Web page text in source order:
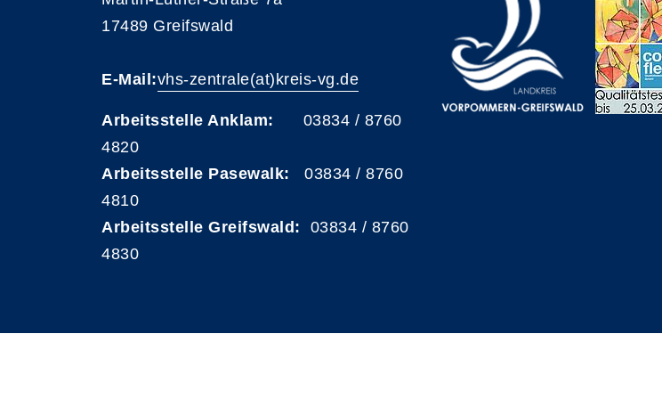
17489 Greifswald
E-Mail:vhs-zentrale(at)kreis-vg.de
Arbeitsstelle Anklam: 03834 / 8760
4820
Arbeitsstelle Pasewalk: 03834 / 8760
4810
Arbeitsstelle Greifswald: 03834 / 8760
4830